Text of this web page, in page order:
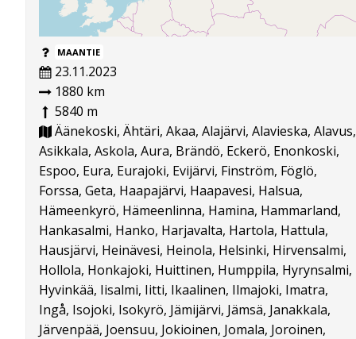
MAANTIE
23.11.2023
1880 km
5840 m
Äänekoski, Ähtäri, Akaa, Alajärvi, Alavieska, Alavus,
Asikkala, Askola, Aura, Brändö, Eckerö, Enonkoski,
Espoo, Eura, Eurajoki, Evijärvi, Finström, Föglö,
Forssa, Geta, Haapajärvi, Haapavesi, Halsua,
Hämeenkyrö, Hämeenlinna, Hamina, Hammarland,
Hankasalmi, Hanko, Harjavalta, Hartola, Hattula,
Hausjärvi, Heinävesi, Heinola, Helsinki, Hirvensalmi,
Hollola, Honkajoki, Huittinen, Humppila, Hyrynsalmi,
Hyvinkää, Iisalmi, Iitti, Ikaalinen, Ilmajoki, Imatra,
Ingå, Isojoki, Isokyrö, Jämijärvi, Jämsä, Janakkala,
Järvenpää, Joensuu, Jokioinen, Jomala, Joroinen,